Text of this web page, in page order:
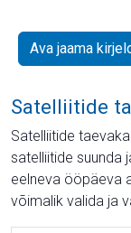
Ava jaama
Satelliitide
Satelliitide
satelliitide suunda
eelneva ööpäeva
võimalik valida ja